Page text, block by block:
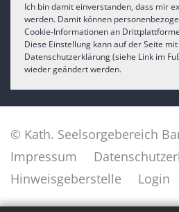
Ich bin damit einverstanden, dass mir
werden. Damit können
Cookie-Informationen an
Diese Einstellung kann auf der Seite
Datenschutzerklärung (siehe Link im
wieder geändert werden.
© Kath. Seelsorgebereich
Impressum
Hinweisgeberstelle
Login